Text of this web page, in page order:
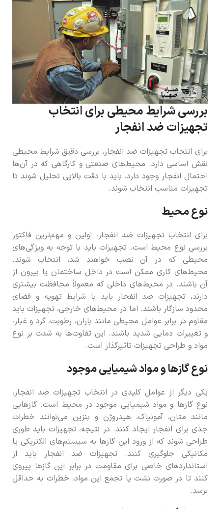
بررسی شرایط محیطی برای انتخاب
تجهیزات ضد انفجار
برای انتخاب تجهیزات ضد انفجار، بررسی دقیق شرایط محیطی
نقش اساسی دارد. محیط‌های صنعتی و کارگاهی که در آن‌ها
احتمال انفجار وجود دارد، باید با دقت بالایی تحلیل شوند تا
تجهیزات مناسب انتخاب شوند.
نوع محیط
برای انتخاب تجهیزات ضد انفجار، اولین و مهم‌ترین فاکتور
بررسی نوع محیط است. تجهیزات باید با توجه به ویژگی‌های
محیطی که در آن نصب خواهند شد، انتخاب شوند.
محیط‌های کاری ممکن است در داخل ساختمان یا بیرون از
آن باشند. در محیط‌های داخلی که معمولاً محافظت بیشتری
دارند، تجهیزات ضد انفجار باید با شرایط تهویه و فضای
محدود سازگار باشند. اما در محیط‌های خارجی، تجهیزات باید
مقاوم در برابر عوامل محیطی مانند باران، رطوبت، گرد و غبار،
و تغییرات دمایی شدید باشند. این تفاوت‌ها به شدت بر نوع
مواد و طراحی تجهیزات تاثیرگذار است.
نوع گازها و مواد شیمیایی موجود
یکی دیگر از عوامل کلیدی در انتخاب تجهیزات ضد انفجار،
نوع گازها و مواد شیمیایی موجود در محیط است. گازهایی
مانند متان، آمونیاک، هیدروژن و بنزین می‌توانند خطرات
جدی برای انفجار ایجاد کنند. در نتیجه، تجهیزات باید طوری
طراحی شوند که از ورود این گازها به سیستم‌های الکتریکی یا
مکانیکی جلوگیری کنند. تجهیزات ضد انفجار باید از
استانداردهای خاصی برای مقاومت در برابر این گازها پیروی
کنند تا در صورت نشت یا تجمع این مواد، خطرات به حداقل
برسد.